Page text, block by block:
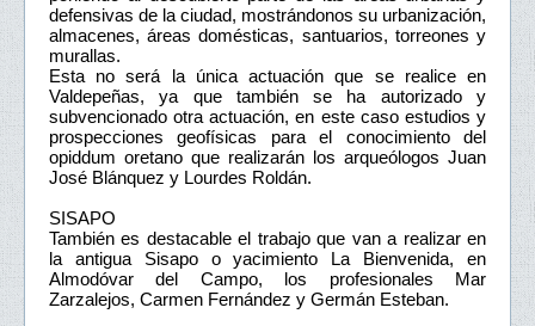
defensivas de la ciudad, mostrándonos su urbanización,
almacenes, áreas domésticas, santuarios, torreones y
murallas.
Esta no será la única actuación que se realice en
Valdepeñas, ya que también se ha autorizado y
subvencionado otra actuación, en este caso estudios y
prospecciones geofísicas para el conocimiento del
opiddum oretano que realizarán los arqueólogos Juan
José Blánquez y Lourdes Roldán.
SISAPO
También es destacable el trabajo que van a realizar en
la antigua Sisapo o yacimiento La Bienvenida, en
Almodóvar del Campo, los profesionales Mar
Zarzalejos, Carmen Fernández y Germán Esteban.